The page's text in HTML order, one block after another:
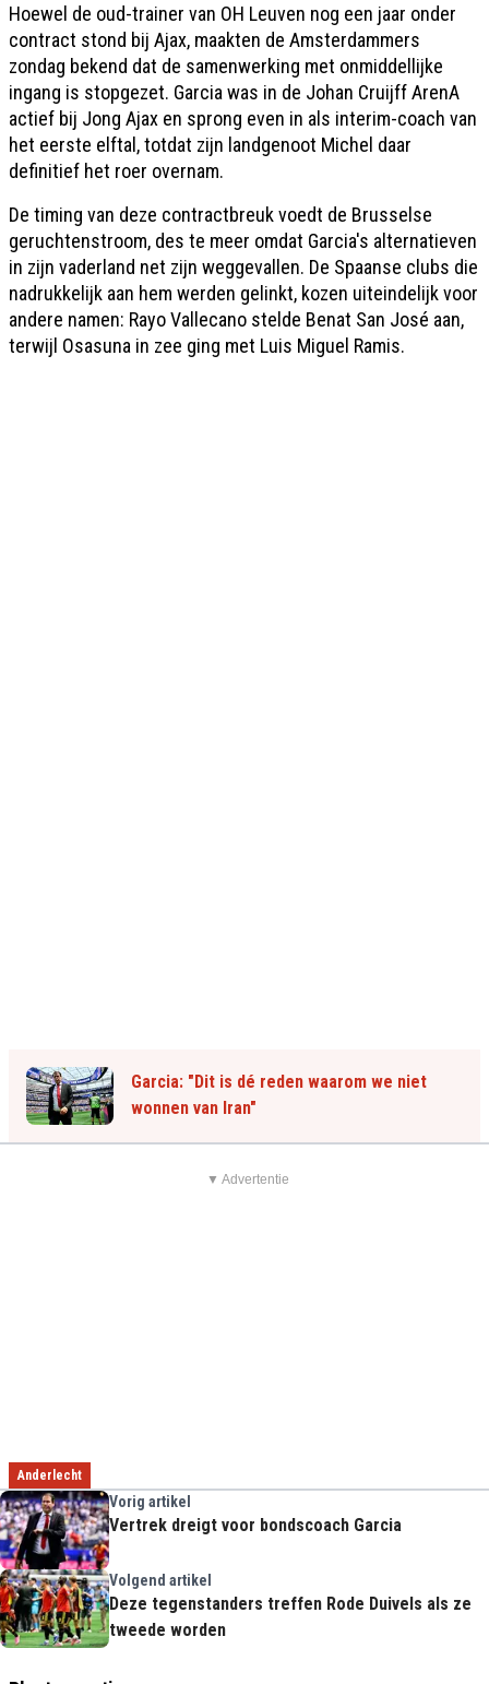
Hoewel de oud-trainer van OH Leuven nog een jaar onder
contract stond bij Ajax, maakten de Amsterdammers
zondag bekend dat de samenwerking met onmiddellijke
ingang is stopgezet. Garcia was in de Johan Cruijff ArenA
actief bij Jong Ajax en sprong even in als interim-coach van
het eerste elftal, totdat zijn landgenoot Michel daar
definitief het roer overnam.
De timing van deze contractbreuk voedt de Brusselse
geruchtenstroom, des te meer omdat Garcia's alternatieven
in zijn vaderland net zijn weggevallen. De Spaanse clubs die
nadrukkelijk aan hem werden gelinkt, kozen uiteindelijk voor
andere namen: Rayo Vallecano stelde Benat San José aan,
terwijl Osasuna in zee ging met Luis Miguel Ramis.
Garcia: "Dit is dé reden waarom we niet
wonnen van Iran"
▼ Advertentie
Anderlecht
Vorig artikel
Vertrek dreigt voor bondscoach Garcia
Volgend artikel
Deze tegenstanders treffen Rode Duivels als ze
tweede worden